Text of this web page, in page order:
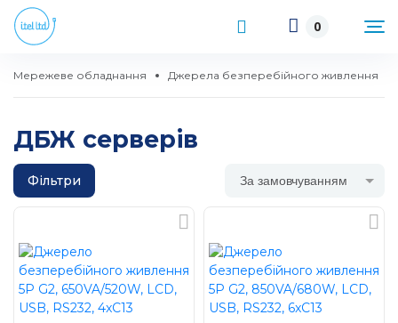
0
Мережеве обладнання Джерела безперебійного живлення
ДБЖ серверів
Фільтри За замовчуванням